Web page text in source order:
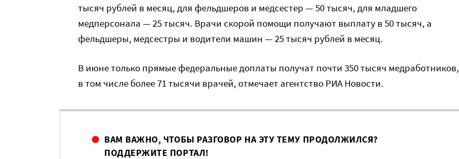
тысяч рублей в месяц, для фельдшеров и медсестер — 50 тысяч, для младшего
медперсонала — 25 тысяч. Врачи скорой помощи получают выплату в 50 тысяч, а
фельдшеры, медсестры и водители машин — 25 тысяч рублей в месяц.
В июне только прямые федеральные доплаты получат почти 350 тысяч медработников,
в том числе более 71 тысячи врачей, отмечает агентство РИА Новости.
ВАМ ВАЖНО, ЧТОБЫ РАЗГОВОР НА ЭТУ ТЕМУ ПРОДОЛЖИЛСЯ?
ПОДДЕРЖИТЕ ПОРТАЛ!